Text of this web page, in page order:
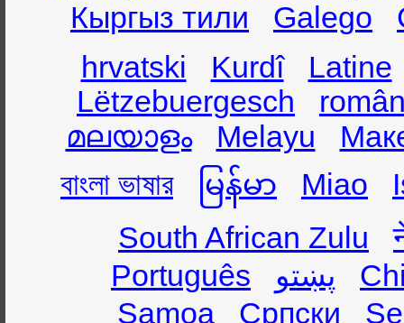
Кыргыз тили
Galego
hrvatski
Kurdî
Latine
Lëtzebuergesch
മലയാളം
Melayu
বাংলা ভাষার
မြန်မာ Miao
South African Zulu
Português
پښتو
Samoa
Српски